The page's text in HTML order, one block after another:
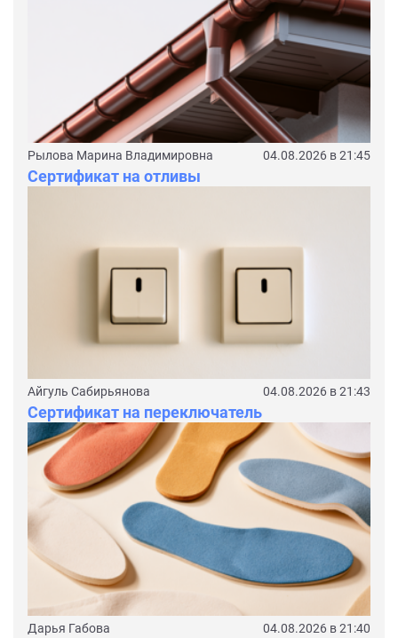
Рылова Марина Владимировна 04.08.2026 в 21:45
Сертификат на отливы
Айгуль Сабирьянова 04.08.2026 в 21:43
Сертификат на переключатель
Дарья Габова 04.08.2026 в 21:40